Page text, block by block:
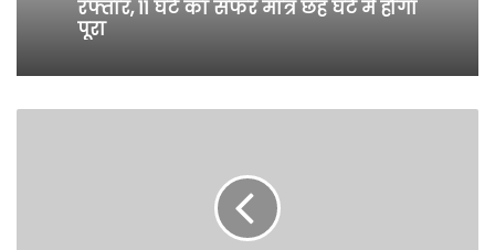
रफ्तार, 11 घंटे का सफर मात्र छह घंटे में होगा
पूरा